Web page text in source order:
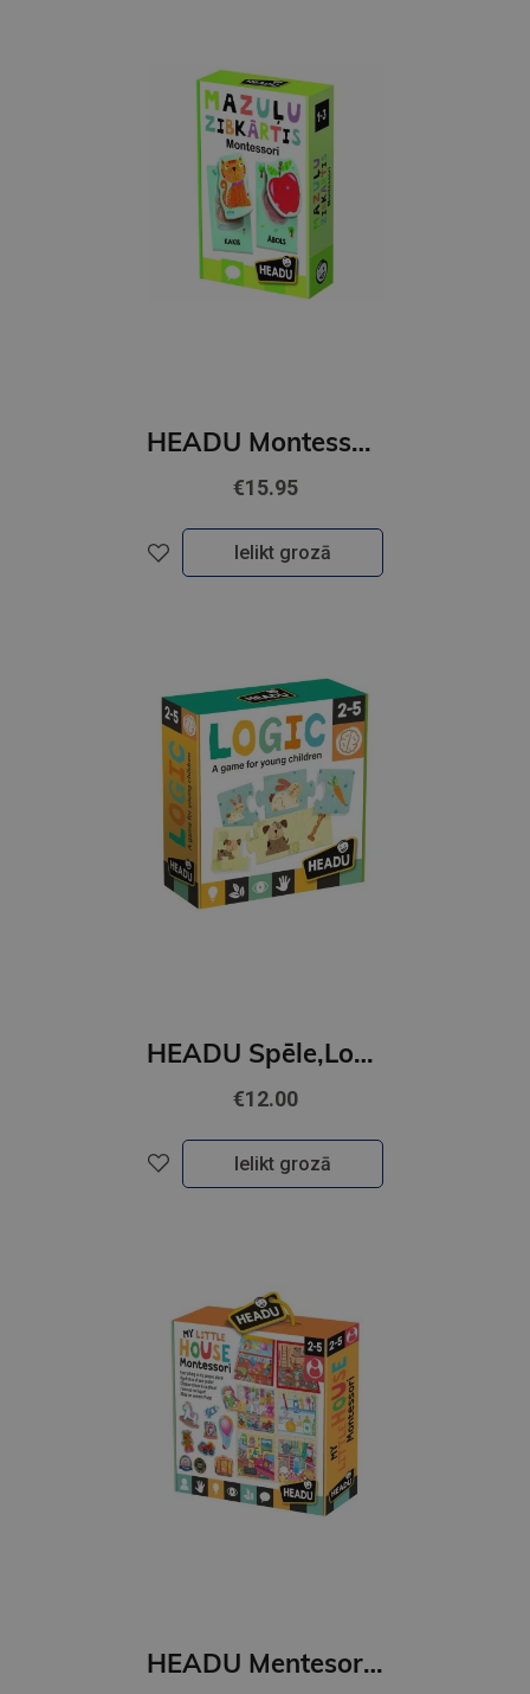
HEADU Montessori zibkartītes mazuļiem (latviešu val.)
€15.95
Ielikt grozā
HEADU Spēle,Loģika
€12.00
Ielikt grozā
HEADU Mentesori spēle,Mana mazā māja